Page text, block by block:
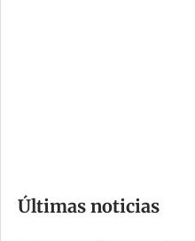
m
Últimas noticias